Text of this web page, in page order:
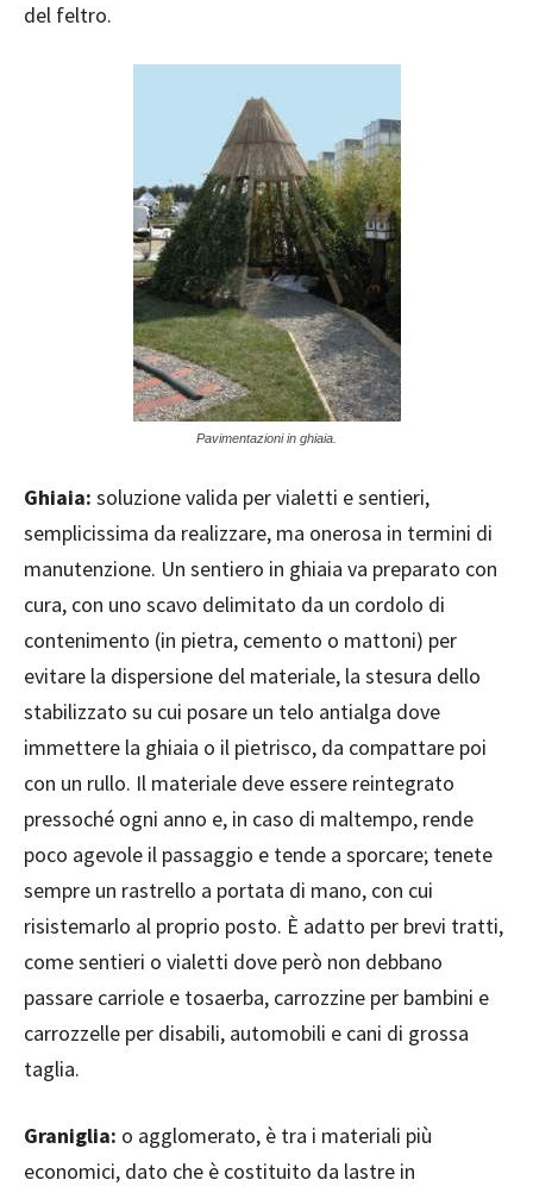
del feltro.
Pavimentazioni in ghiaia.
Ghiaia: soluzione valida per vialetti e sentieri,
semplicissima da realizzare, ma onerosa in termini di
manutenzione. Un sentiero in ghiaia va preparato con
cura, con uno scavo delimitato da un cordolo di
contenimento (in pietra, cemento o mattoni) per
evitare la dispersione del materiale, la stesura dello
stabilizzato su cui posare un telo antialga dove
immettere la ghiaia o il pietrisco, da compattare poi
con un rullo. Il materiale deve essere reintegrato
pressoché ogni anno e, in caso di maltempo, rende
poco agevole il passaggio e tende a sporcare; tenete
sempre un rastrello a portata di mano, con cui
risistemarlo al proprio posto. È adatto per brevi tratti,
come sentieri o vialetti dove però non debbano
passare carriole e tosaerba, carrozzine per bambini e
carrozzelle per disabili, automobili e cani di grossa
taglia.
Graniglia: o agglomerato, è tra i materiali più
economici, dato che è costituito da lastre in